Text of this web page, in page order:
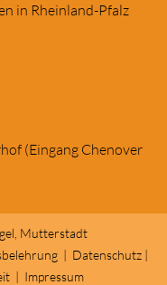
in Rheinland-Pfalz
(Eingang Chenover
Mutterstadt
| Datenschutz|
| Impressum